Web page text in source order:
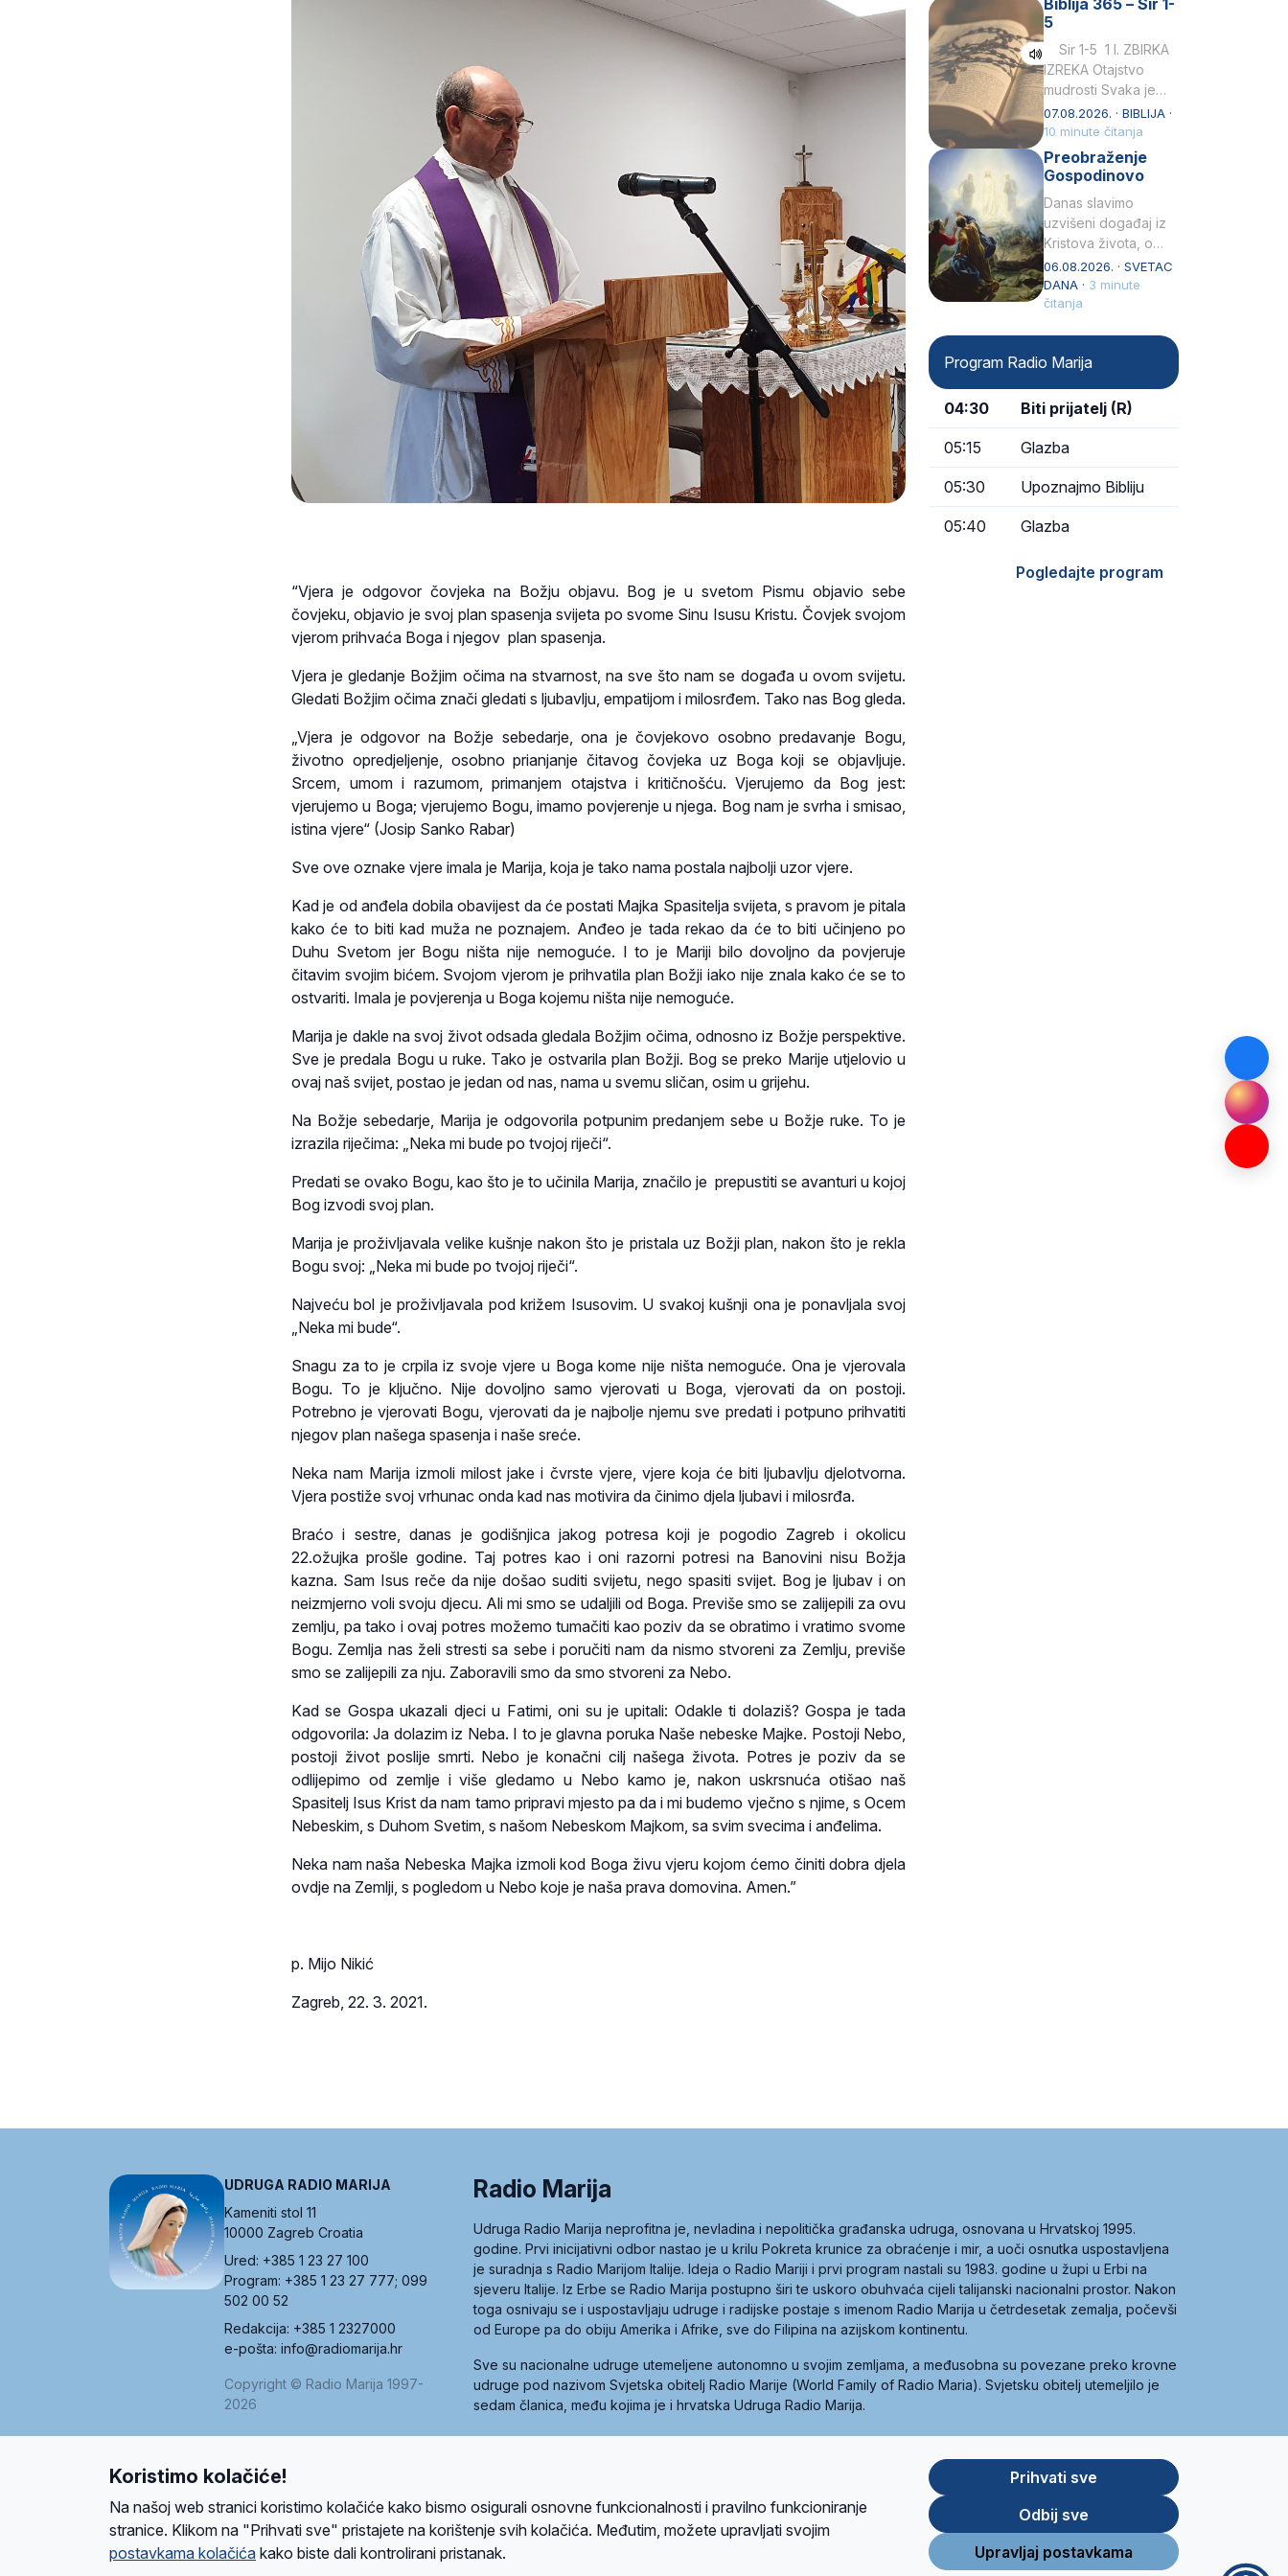
“Vjera je odgovor čovjeka na Božju objavu. Bog je u svetom Pismu objavio sebe
čovjeku, objavio je svoj plan spasenja svijeta po svome Sinu Isusu Kristu. Čovjek svojom
vjerom prihvaća Boga i njegov plan spasenja.
Vjera je gledanje Božjim očima na stvarnost, na sve što nam se događa u ovom svijetu.
Gledati Božjim očima znači gledati s ljubavlju, empatijom i milosrđem. Tako nas Bog gleda.
„Vjera je odgovor na Božje sebedarje, ona je čovjekovo osobno predavanje Bogu,
životno opredjeljenje, osobno prianjanje čitavog čovjeka uz Boga koji se objavljuje.
Srcem, umom i razumom, primanjem otajstva i kritičnošću. Vjerujemo da Bog jest:
vjerujemo u Boga; vjerujemo Bogu, imamo povjerenje u njega. Bog nam je svrha i smisao,
istina vjere“ (Josip Sanko Rabar)
Sve ove oznake vjere imala je Marija, koja je tako nama postala najbolji uzor vjere.
Kad je od anđela dobila obavijest da će postati Majka Spasitelja svijeta, s pravom je pitala
kako će to biti kad muža ne poznajem. Anđeo je tada rekao da će to biti učinjeno po
Duhu Svetom jer Bogu ništa nije nemoguće. I to je Mariji bilo dovoljno da povjeruje
čitavim svojim bićem. Svojom vjerom je prihvatila plan Božji iako nije znala kako će se to
ostvariti. Imala je povjerenja u Boga kojemu ništa nije nemoguće.
Marija je dakle na svoj život odsada gledala Božjim očima, odnosno iz Božje perspektive.
Sve je predala Bogu u ruke. Tako je ostvarila plan Božji. Bog se preko Marije utjelovio u
ovaj naš svijet, postao je jedan od nas, nama u svemu sličan, osim u grijehu.
Na Božje sebedarje, Marija je odgovorila potpunim predanjem sebe u Božje ruke. To je
izrazila riječima: „Neka mi bude po tvojoj riječi“.
Predati se ovako Bogu, kao što je to učinila Marija, značilo je prepustiti se avanturi u kojoj
Bog izvodi svoj plan.
Marija je proživljavala velike kušnje nakon što je pristala uz Božji plan, nakon što je rekla
Bogu svoj: „Neka mi bude po tvojoj riječi“.
Najveću bol je proživljavala pod križem Isusovim. U svakoj kušnji ona je ponavljala svoj
„Neka mi bude“.
Snagu za to je crpila iz svoje vjere u Boga kome nije ništa nemoguće. Ona je vjerovala
Bogu. To je ključno. Nije dovoljno samo vjerovati u Boga, vjerovati da on postoji.
Potrebno je vjerovati Bogu, vjerovati da je najbolje njemu sve predati i potpuno prihvatiti
njegov plan našega spasenja i naše sreće.
Neka nam Marija izmoli milost jake i čvrste vjere, vjere koja će biti ljubavlju djelotvorna.
Vjera postiže svoj vrhunac onda kad nas motivira da činimo djela ljubavi i milosrđa.
Braćo i sestre, danas je godišnjica jakog potresa koji je pogodio Zagreb i okolicu
22.ožujka prošle godine. Taj potres kao i oni razorni potresi na Banovini nisu Božja
kazna. Sam Isus reče da nije došao suditi svijetu, nego spasiti svijet. Bog je ljubav i on
neizmjerno voli svoju djecu. Ali mi smo se udaljili od Boga. Previše smo se zalijepili za ovu
zemlju, pa tako i ovaj potres možemo tumačiti kao poziv da se obratimo i vratimo svome
Bogu. Zemlja nas želi stresti sa sebe i poručiti nam da nismo stvoreni za Zemlju, previše
smo se zalijepili za nju. Zaboravili smo da smo stvoreni za Nebo.
Kad se Gospa ukazali djeci u Fatimi, oni su je upitali: Odakle ti dolaziš? Gospa je tada
odgovorila: Ja dolazim iz Neba. I to je glavna poruka Naše nebeske Majke. Postoji Nebo,
postoji život poslije smrti. Nebo je konačni cilj našega života. Potres je poziv da se
odlijepimo od zemlje i više gledamo u Nebo kamo je, nakon uskrsnuća otišao naš
Spasitelj Isus Krist da nam tamo pripravi mjesto pa da i mi budemo vječno s njime, s Ocem
Nebeskim, s Duhom Svetim, s našom Nebeskom Majkom, sa svim svecima i anđelima.
Neka nam naša Nebeska Majka izmoli kod Boga živu vjeru kojom ćemo činiti dobra djela
ovdje na Zemlji, s pogledom u Nebo koje je naša prava domovina. Amen.”
p. Mijo Nikić
Zagreb, 22. 3. 2021.
rođenjem Grk.
Obnovio je odnose s
afričkim…
Biblija 365 – Sir 1-
5
Sir 1-5 1 I. ZBIRKA
IZREKA Otajstvo
mudrosti Svaka je
mudrost od Gospoda
i s njime je dovijeka.2
Tko će…
07.08.2026. · BIBLIJA ·
10 minute čitanja
Preobraženje
Gospodinovo
Danas slavimo
uzvišeni događaj iz
Kristova života, o
kojem nas izvješćuju
evanđelisti Matej,
Marko i Luka te sveti
06.08.2026. · SVETAC
DANA · 3 minute
čitanja
Program Radio Marija
04:30 Biti prijatelj (R)
05:15 Glazba
05:30 Upoznajmo Bibliju
05:40 Glazba
Pogledajte program
UDRUGA RADIO MARIJA
Kameniti stol 11
10000 Zagreb Croatia
Ured: +385 1 23 27 100
Program: +385 1 23 27 777; 099
502 00 52
Redakcija: +385 1 2327000
e-pošta: info@radiomarija.hr
Copyright © Radio Marija 1997-
2026
Radio Marija
Udruga Radio Marija neprofitna je, nevladina i nepolitička građanska udruga, osnovana u Hrvatskoj 1995.
godine. Prvi inicijativni odbor nastao je u krilu Pokreta krunice za obraćenje i mir, a uoči osnutka uspostavljena
je suradnja s Radio Marijom Italije. Ideja o Radio Mariji i prvi program nastali su 1983. godine u župi u Erbi na
sjeveru Italije. Iz Erbe se Radio Marija postupno širi te uskoro obuhvaća cijeli talijanski nacionalni prostor. Nakon
toga osnivaju se i uspostavljaju udruge i radijske postaje s imenom Radio Marija u četrdesetak zemalja, počevši
od Europe pa do obiju Amerika i Afrike, sve do Filipina na azijskom kontinentu.
Sve su nacionalne udruge utemeljene autonomno u svojim zemljama, a međusobna su povezane preko krovne
udruge pod nazivom Svjetska obitelj Radio Marije (World Family of Radio Maria). Svjetsku obitelj utemeljilo je
sedam članica, među kojima je i hrvatska Udruga Radio Marija.
Ova stranica je zaštićena Google reCAPTCHA sustavom Store
Koristimo kolačiće!
Na našoj web stranici koristimo kolačiće kako bismo osigurali osnovne funkcionalnosti i pravilno funkcioniranje
stranice. Klikom na "Prihvati sve" pristajete na korištenje svih kolačića. Međutim, možete upravljati svojim
postavkama kolačića kako biste dali kontrolirani pristanak.
Prihvati sve
Odbij sve
Upravljaj postavkama